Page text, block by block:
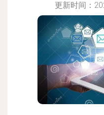
更新时间：